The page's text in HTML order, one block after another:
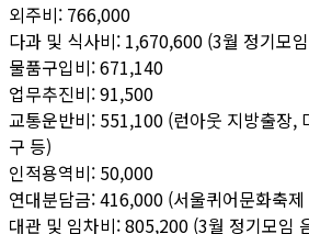
외주비: 766,000
다과 및 식사비: 1,670,600 (3월 정기모
물품구입비: 671,140
업무추진비: 91,500
교통운반비: 551,100 (런아웃 지방출장,
구 등)
인적용역비: 50,000
연대분담금: 416,000 (서울퀴어문화축
대관 및 임차비: 805,200 (3월 정기모임